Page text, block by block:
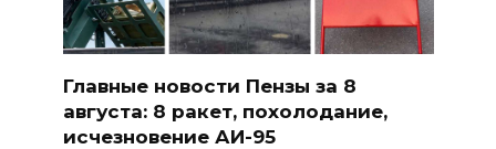
Главные новости Пензы за 8
августа: 8 ракет, похолодание,
исчезновение АИ-95